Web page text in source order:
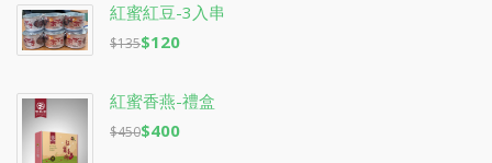
紅蜜紅豆-3入串
$135$120
紅蜜香燕-禮盒
$450$400